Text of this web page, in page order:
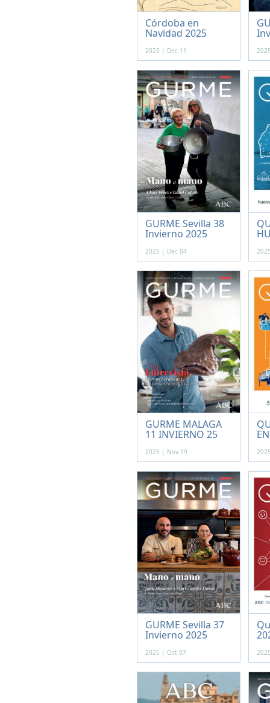
Córdoba en
Navidad 2025
2025 | Dec 11
GURME Sevilla 38
Invierno 2025
2025 | Dec 04
GURME MALAGA
11 INVIERNO 25
2025 | Nov 19
GURME Sevilla 37
Invierno 2025
2025 | Oct 07